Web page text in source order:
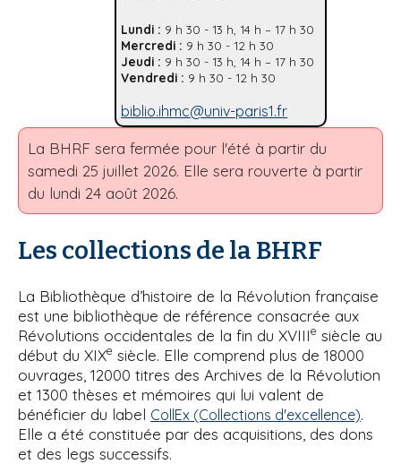
Lundi : 9 h 30 - 13 h, 14 h – 17 h 30
Mercredi : 9 h 30 - 12 h 30
Jeudi : 9 h 30 - 13 h, 14 h – 17 h 30
Vendredi : 9 h 30 - 12 h 30
biblio.ihmc@univ-paris1.fr
La BHRF sera fermée pour l'été à partir du
samedi 25 juillet 2026. Elle sera rouverte à partir
du lundi 24 août 2026.
Les collections de la BHRF
La Bibliothèque d’histoire de la Révolution française
est une bibliothèque de référence consacrée aux
Révolutions occidentales de la fin du XVIIIe siècle au
début du XIXe siècle. Elle comprend plus de 18000
ouvrages, 12000 titres des Archives de la Révolution
et 1300 thèses et mémoires qui lui valent de
bénéficier du label CollEx (Collections d'excellence).
Elle a été constituée par des acquisitions, des dons
et des legs successifs.